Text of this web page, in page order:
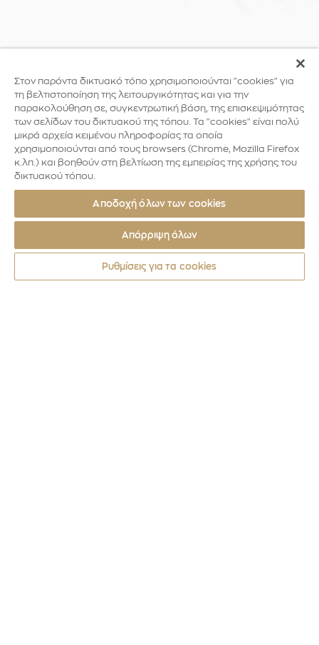
Στον παρόντα δικτυακό τόπο χρησιμοποιούνται "cookies" για
τη βελτιστοποίηση της λειτουργικότητας και για την
παρακολούθηση σε, συγκεντρωτική βάση, της επισκεψιμότητας
των σελίδων του δικτυακού της τόπου. Τα "cookies" είναι πολύ
μικρά αρχεία κειμένου πληροφορίας τα οποία
χρησιμοποιούνται από τους browsers (Chrome, Mozilla Firefox
κ.λπ.) και βοηθούν στη βελτίωση της εμπειρίας της χρήσης του
δικτυακού τόπου.
Αποδοχή όλων των cookies
Απόρριψη όλων
Ρυθμίσεις για τα cookies